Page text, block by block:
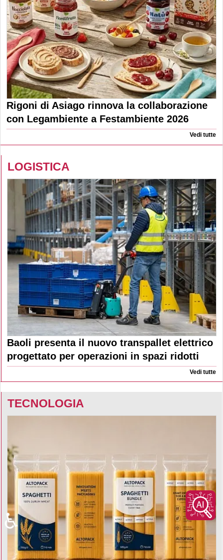
Rigoni di Asiago rinnova la collaborazione
con Legambiente a Festambiente 2026
Vedi tutte
LOGISTICA
Baoli presenta il nuovo transpallet elettrico
progettato per operazioni in spazi ridotti
Vedi tutte
TECNOLOGIA